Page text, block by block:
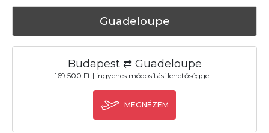
Guadeloupe
Budapest ⇄ Guadeloupe
169.500 Ft | ingyenes módosítási lehetőséggel
MEGNÉZEM